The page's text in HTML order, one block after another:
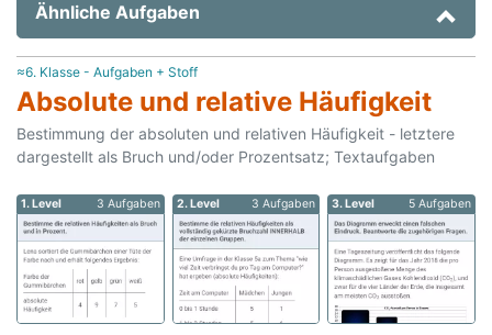
Ähnliche Aufgaben
≈6. Klasse - Aufgaben + Stoff
Absolute und relative Häufigkeit
Bestimmung der absoluten und relativen Häufigkeit - letztere
dargestellt als Bruch und/oder Prozentsatz; Textaufgaben
1. Level 3 Aufgaben 2. Level 3 Aufgaben 3. Level 5 Aufgaben